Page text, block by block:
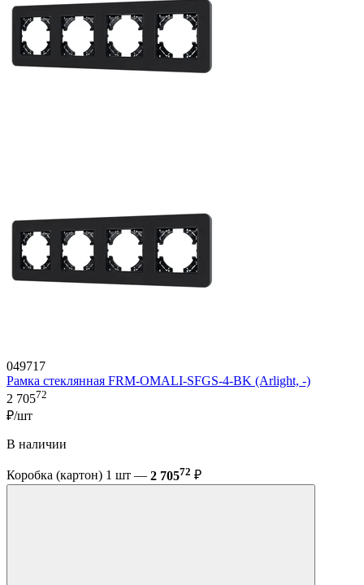
049717
Рамка стеклянная FRM-OMALI-SFGS-4-BK (Arlight, -)
2 70572
₽/шт
В наличии
Коробка (картон) 1 шт — 2 70572 ₽